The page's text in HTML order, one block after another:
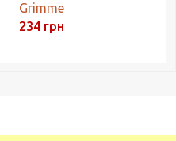
Grimme
234 грн